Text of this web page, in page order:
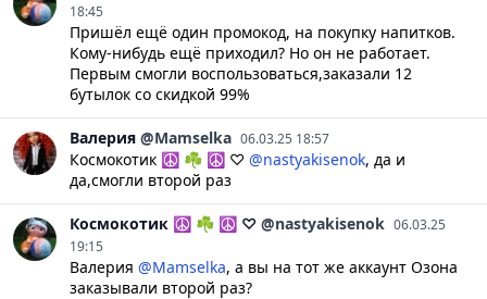
18:45
Пришёл ещё один промокод, на покупку напитков.
Кому-нибудь ещё приходил? Но он не работает.
Первым смогли воспользоваться,заказали 12
бутылок со скидкой 99%
Валерия @Mamselka 06.03.25 18:57
Космокотик ☮ ☘ ☮ ♡ @nastyakisenok, да и
да,смогли второй раз
Космокотик ☮ ☘ ☮ ♡ @nastyakisenok 06.03.25
19:15
Валерия @Mamselka, а вы на тот же аккаунт Озона
заказывали второй раз?